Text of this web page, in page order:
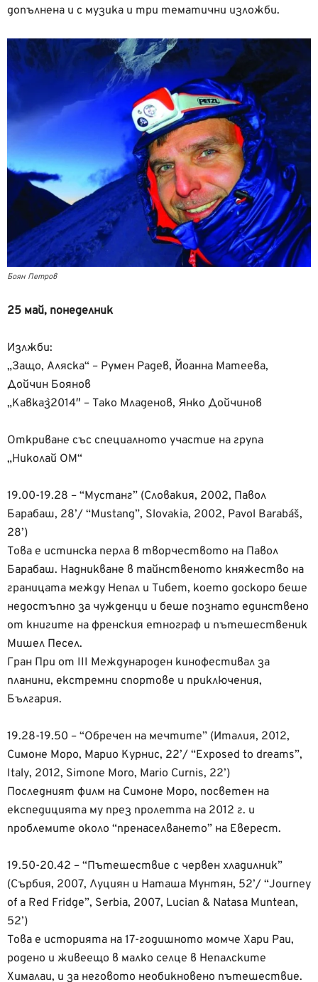
допълнена и с музика и три тематични изложби.
Боян Петров
25 май, понеделник
Излжби:
„Защо, Аляска“ – Румен Радев, Йоанна Матеева,
Дойчин Боянов
„Кавказ`2014″ – Тако Младенов, Янко Дойчинов
Откриване със специалното участие на група
„Николай ОМ“
19.00-19.28 – “Мустанг” (Словакия, 2002, Павол
Барабаш, 28’/ “Mustang”, Slovakia, 2002, Pavol Barabáš,
28’)
Това е истинска перла в творчеството на Павол
Барабаш. Надникване в тайнственото княжество на
границата между Непал и Тибет, което доскоро беше
недостъпно за чужденци и беше познато единствено
от книгите на френския етнограф и пътешественик
Мишел Песел.
Гран При от ІІІ Международен кинофестивал за
планини, екстремни спортове и приключения,
България.
19.28-19.50 – “Обречен на мечтите” (Италия, 2012,
Симоне Моро, Марио Курнис, 22’/ “Exposed to dreams”,
Italy, 2012, Simone Moro, Mario Curnis, 22’)
Последният филм на Симоне Моро, посветен на
експедицията му през пролетта на 2012 г. и
проблемите около “пренаселването” на Еверест.
19.50-20.42 – “Пътешествие с червен хладилник”
(Сърбия, 2007, Луциян и Наташа Мунтян, 52’/ “Journey
of a Red Fridge”, Serbia, 2007, Lucian & Natasa Muntean,
52’)
Това е историята на 17-годишното момче Хари Раи,
родено и живеещо в малко селце в Непалските
Хималаи, и за неговото необикновено пътешествие.